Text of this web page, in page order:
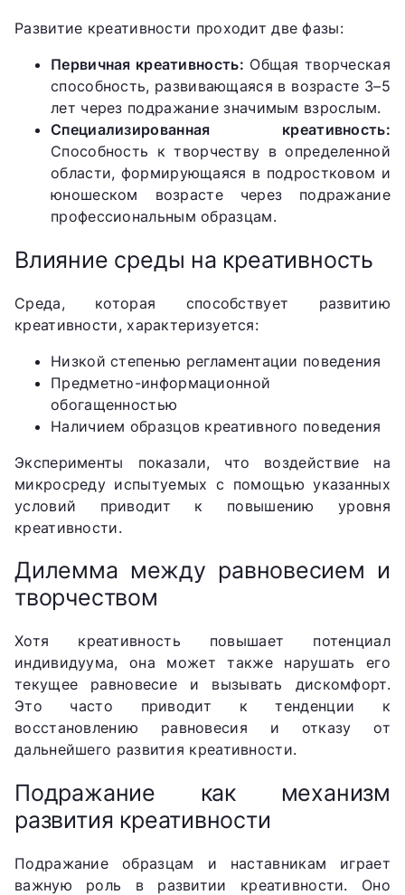
Развитие креативности проходит две фазы:
Первичная креативность: Общая творческая
способность, развивающаяся в возрасте 3–5
лет через подражание значимым взрослым.
Специализированная креативность:
Способность к творчеству в определенной
области, формирующаяся в подростковом и
юношеском возрасте через подражание
профессиональным образцам.
Влияние среды на креативность
Среда, которая способствует развитию
креативности, характеризуется:
Низкой степенью регламентации поведения
Предметно-информационной
обогащенностью
Наличием образцов креативного поведения
Эксперименты показали, что воздействие на
микросреду испытуемых с помощью указанных
условий приводит к повышению уровня
креативности.
Дилемма между равновесием и
творчеством
Хотя креативность повышает потенциал
индивидуума, она может также нарушать его
текущее равновесие и вызывать дискомфорт.
Это часто приводит к тенденции к
восстановлению равновесия и отказу от
дальнейшего развития креативности.
Подражание как механизм
развития креативности
Подражание образцам и наставникам играет
важную роль в развитии креативности. Оно